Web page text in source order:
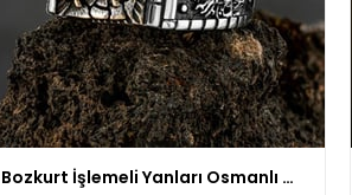
Bozkurt İşlemeli Yanları Osmanlı Motifli Gümüş Yüzük